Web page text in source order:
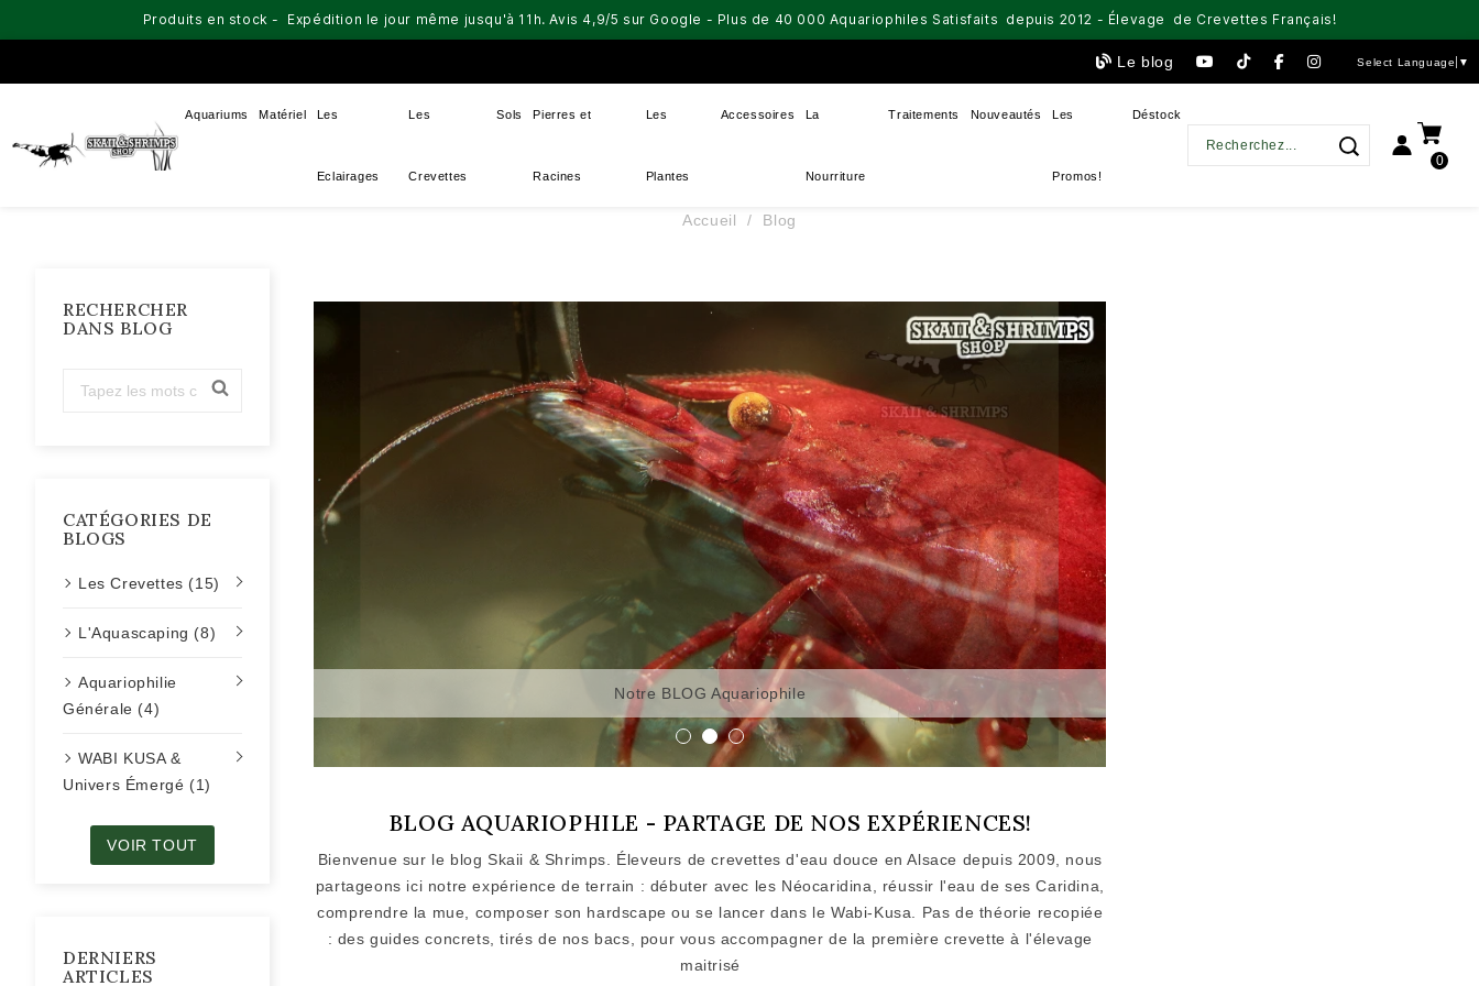
Produits en stock - Expédition le jour même jusqu'à 11h. Avis 4,9/5 sur Google - Plus de 40 000 Aquariophiles Satisfaits depuis 2012 - Élevage de Crevettes Français!
Le blog Select Language ▼
Aquariums Matériel Les
Eclairages
Les
Crevettes
Sols Pierres et
Racines
Les
Plantes
Accessoires La
Nourriture
Traitements Nouveautés Les
Promos!
Déstock
0
Accueil Blog
RECHERCHER
DANS BLOG
CATÉGORIES DE
BLOGS
Les Crevettes (15)
L'Aquascaping (8)
Aquariophilie
Générale (4)
WABI KUSA &
Univers Émergé (1)
VOIR TOUT
DERNIERS
ARTICLES
SnowFall
BLOG AQUARIOPHILE - PARTAGE DE NOS EXPÉRIENCES!
Bienvenue sur le blog Skaii & Shrimps. Éleveurs de crevettes d'eau douce en Alsace depuis 2009, nous
partageons ici notre expérience de terrain : débuter avec les Néocaridina, réussir l'eau de ses Caridina,
comprendre la mue, composer son hardscape ou se lancer dans le Wabi-Kusa. Pas de théorie recopiée
: des guides concrets, tirés de nos bacs, pour vous accompagner de la première crevette à l'élevage
maitrisé